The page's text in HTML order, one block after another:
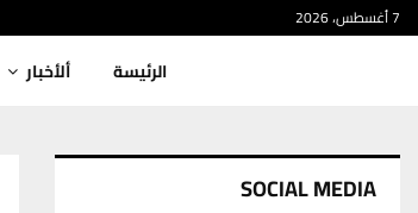
7 أغسطس، 2026
الرئيسة ألأخبار
SOCIAL MEDIA